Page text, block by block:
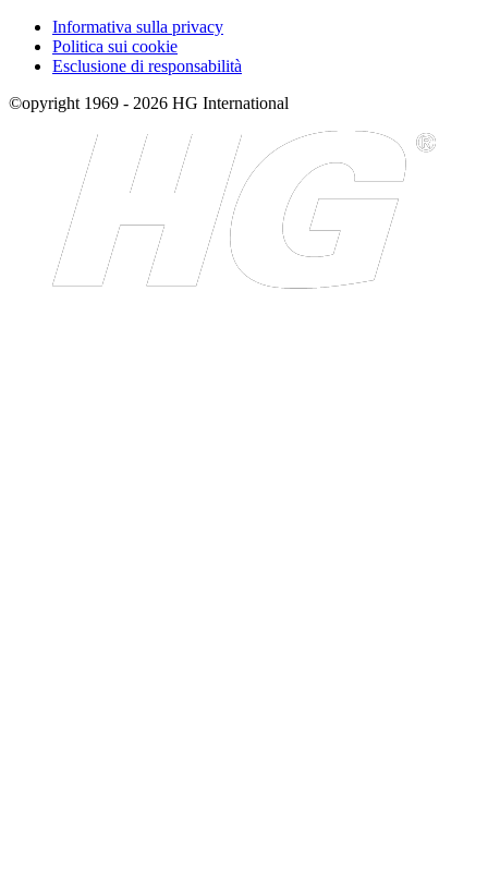
Informativa sulla privacy
Politica sui cookie
Esclusione di responsabilità
©opyright 1969 - 2026 HG International